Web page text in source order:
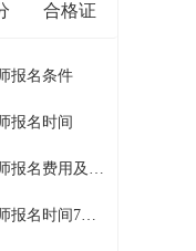
合格证
报名条件
报名时间
2025年吉林初中级经济师报名费用及缴费时间
2025年吉林初中级经济师报名时间7月23日—8月1日